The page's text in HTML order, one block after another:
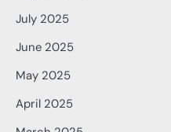
July 2025
June 2025
May 2025
April 2025